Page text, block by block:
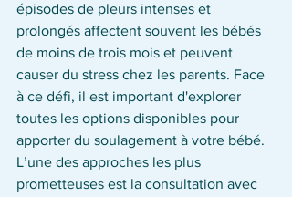
épisodes de pleurs intenses et
prolongés affectent souvent les bébés
de moins de trois mois et peuvent
causer du stress chez les parents. Face
à ce défi, il est important d'explorer
toutes les options disponibles pour
apporter du soulagement à votre bébé.
L’une des approches les plus
prometteuses est la consultation avec